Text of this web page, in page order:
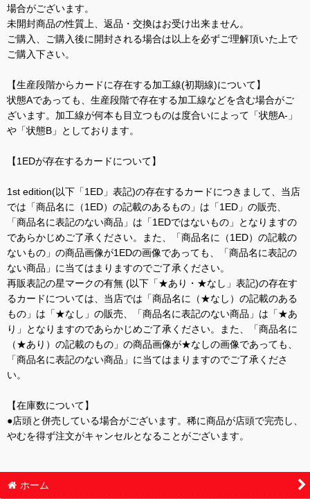
場合がございます。
未開封商品の性質上、返品・交換はお受け出来ません。
ご購入、ご購入後に開封される場合は以上を必ずご理解頂いた上で
ご購入下さい。
【生産段階からカードに存在する加工線(初期線)について】
状態Aであっても、生産段階で存在する加工線などを含む場合がご
ざいます。加工線が何本も目立つものは度合いによって「状態A-」
や「状態B」としております。
【1EDが存在するカードについて】
1st edition(以下「1ED」表記)の存在するカードにつきまして、当店
では「商品名に（1ED）の記載のあるもの」は「1ED」の販売、
「商品名に表記のない商品」は「1EDではないもの」となりますの
であらかじめご了承ください。また、「商品名に（1ED）の記載の
ないもの」の商品画像が1EDの画像であっても、「商品名に表記の
ない商品」に当てはまりますのでご了承ください。
再販表記の星マークの有無 (以下「★あり・★なし」表記)の存在す
るカードについては、当店では「商品名に（★なし）の記載のある
もの」は「★なし」の販売、「商品名に表記のない商品」は「★あ
り」となりますのであらかじめご了承ください。また、「商品名に
（★あり）の記載のもの」の商品画像が★なしの画像であっても、
「商品名に表記のない商品」に当てはまりますのでご了承くださ
い。
【在庫数について】
●店頭と併売している場合がございます。稀に商品が店頭で完売し、
やむを得ず注文がキャンセルとなることがございます。
ホーム